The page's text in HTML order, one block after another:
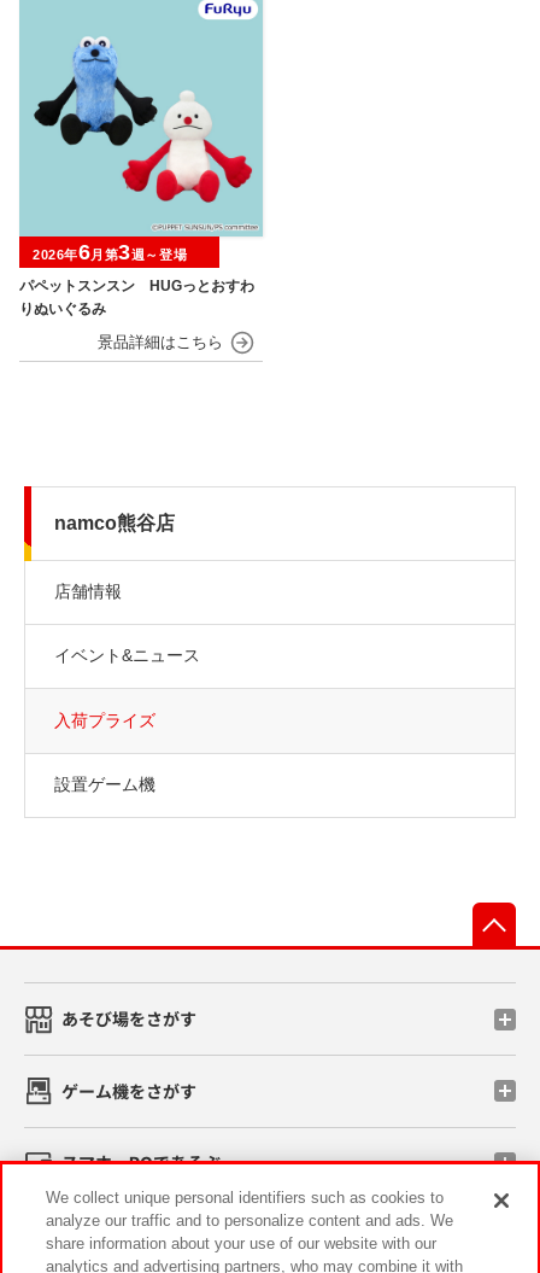
パペットスンスン HUGっとおすわ
りぬいぐるみ
2026年6月第3週～登場
namco熊谷店
店舗情報
イベント&ニュース
入荷プライズ
設置ゲーム機
あそび場をさがす
ゲーム機をさがす
スマホ・PCであそぶ
イベント・キャンペーン
We collect unique personal identifiers such as cookies to
analyze our traffic and to personalize content and ads. We
share information about your use of our website with our
analytics and advertising partners, who may combine it with